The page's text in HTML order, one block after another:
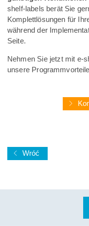
shelf-labels berät Sie
Komplettlösungen für
während der
Seite.
Nehmen Sie jetzt mit e-
unsere
Wróć